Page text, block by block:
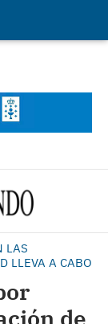
LAS
LLEVA A CABO
de